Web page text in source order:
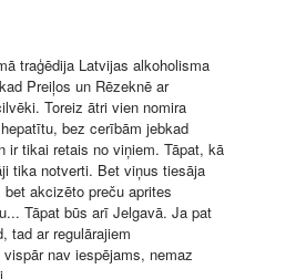
traģēdija Latvijas alkoholisma
Preiļos un Rēzeknē ar
Toreiz ātri vien nomira
bez cerībām jebkad
ir tikai retais no viņiem. Tāpat, kā
tika notverti. Bet viņus tiesāja
akcizēto preču aprites
Tāpat būs arī Jelgavā. Ja pat
tad ar regulārajiem
nav iespējams, nemaz